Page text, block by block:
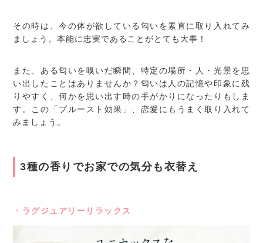
その時は、今の体が欲している匂いを素直に取り入れてみ
ましょう。本能に忠実であることがとても大事！
また、ある匂いを嗅いだ瞬間、特定の場所・人・光景を思
い出したことはありませんか？匂いは人の記憶や印象に残
りやすく、何かを思い出す時の手がかりになったりもしま
す。この「プルースト効果」、恋愛にもうまく取り入れて
みましょう。
3種の香りでお家での気分も衣替え
・ラグジュアリーリラックス